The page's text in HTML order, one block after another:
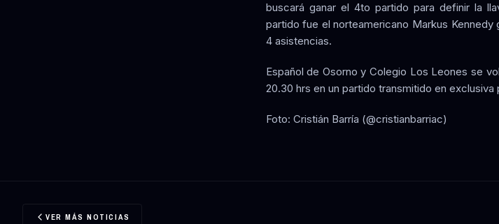
buscará ganar el 4to partido para definir la
partido fue el norteamericano Markus Kennedy
4 asistencias.
Español de Osorno y Colegio Los Leones se
20.30 hrs en un partido transmitido en exclusiva
Foto: Cristián Barría (@cristianbarriac)
VER MÁS NOTICIAS